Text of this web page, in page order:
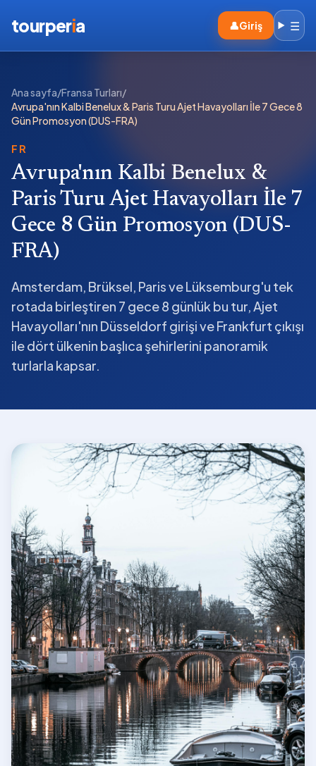
tourperia 👤Giriş ☰
Ana sayfa/Fransa Turları/
Avrupa'nın Kalbi Benelux & Paris Turu Ajet Havayolları İle 7 Gece 8
Gün Promosyon (DUS-FRA)
FR
Avrupa'nın Kalbi Benelux &
Paris Turu Ajet Havayolları İle 7
Gece 8 Gün Promosyon (DUS-
FRA)
Amsterdam, Brüksel, Paris ve Lüksemburg'u tek
rotada birleştiren 7 gece 8 günlük bu tur, Ajet
Havayolları'nın Düsseldorf girişi ve Frankfurt çıkışı
ile dört ülkenin başlıca şehirlerini panoramik
turlarla kapsar.